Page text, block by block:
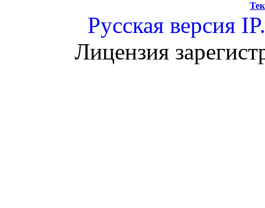
Русская версия
Лицензия